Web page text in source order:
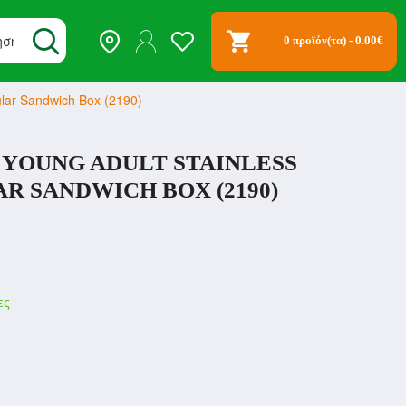
0 προϊόν(τα) - 0.00€
Sandwich Box (2190)
ADULT STAINLESS
SANDWICH BOX (2190)